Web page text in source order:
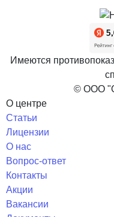
Имеются
© ООО
О центре
Статьи
Лицензии
О нас
Вопрос-ответ
Контакты
Акции
Вакансии